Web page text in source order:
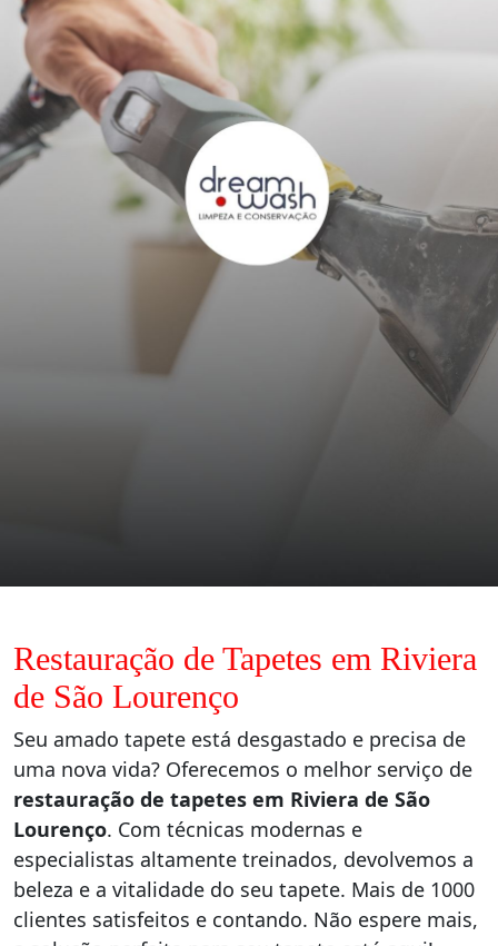
Restauração de Tapetes em Riviera
de São Lourenço
Seu amado tapete está desgastado e precisa de
uma nova vida? Oferecemos o melhor serviço de
restauração de tapetes em Riviera de São
Lourenço. Com técnicas modernas e
especialistas altamente treinados, devolvemos a
beleza e a vitalidade do seu tapete. Mais de 1000
clientes satisfeitos e contando. Não espere mais,